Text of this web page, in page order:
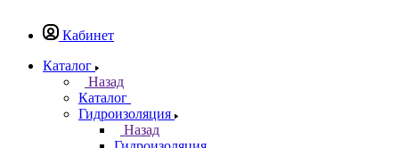
Кабинет
Каталог
Назад
Каталог
Гидроизоляция
Назад